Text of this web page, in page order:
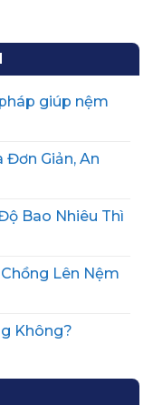
giúp nệm
Đơn Giản, An
Bao Nhiêu Thì
Lên Nệm
Không?